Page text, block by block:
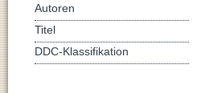
Autoren
Titel
DDC-Klassifikation